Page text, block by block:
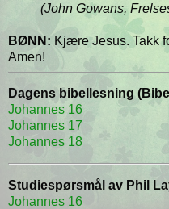
(John Gowans,
BØNN: Kjære Jesus. Takk
Amen!
Dagens bibellesning
Johannes 16
Johannes 17
Johannes 18
Studiespørsmål av Phil
Johannes 16